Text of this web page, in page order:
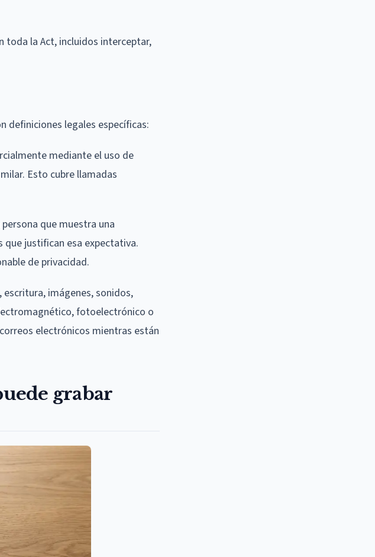
toda la Act, incluidos interceptar,
definiciones legales específicas:
mediante el uso de
Esto cubre llamadas
que muestra una
justifican esa expectativa.
de privacidad.
imágenes, sonidos,
fotoelectrónico o
electrónicos mientras están
grabar